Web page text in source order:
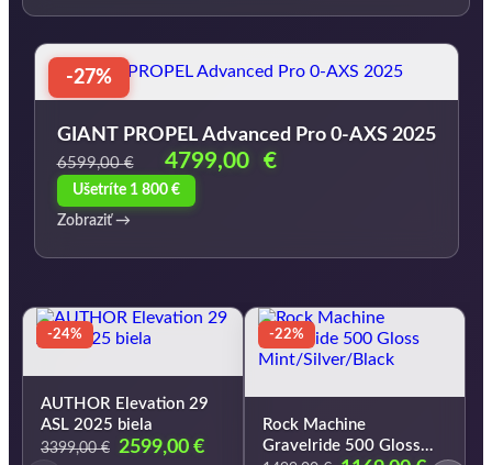
-27%
GIANT PROPEL Advanced Pro 0-AXS 2025
6599,00€
Pôvodná
cena
bola:
4799,00 €Aktuálna
Ušetríte 1 800 €
Zobraziť →
-24%
AUTHOR Elevation 29
ASL 2025 biela
3399,00€ Pôvodná
2599,00 €Aktuálna
-22%
Rock Machine
Gravelride 500 Gloss